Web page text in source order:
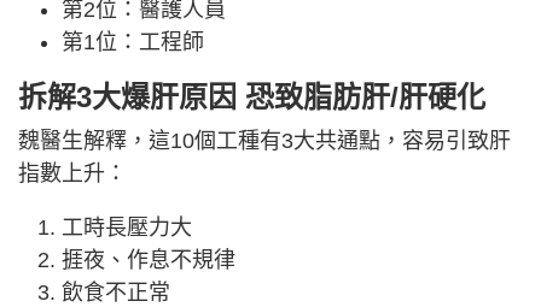
第2位：醫護人員
第1位：工程師
拆解3大爆肝原因 恐致脂肪肝/肝硬化
魏醫生解釋，這10個工種有3大共通點，容易引致肝
指數上升：
工時長壓力大
捱夜、作息不規律
飲食不正常